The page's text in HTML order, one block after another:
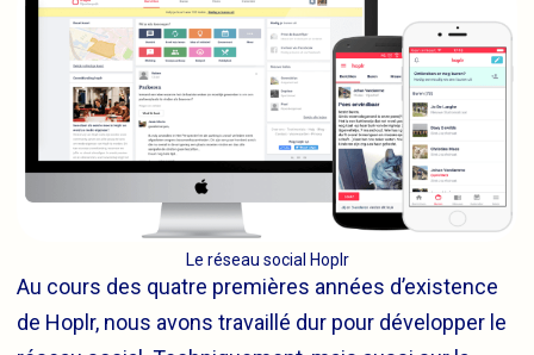
Le réseau social Hoplr
Au cours des quatre premières années d’existence
de Hoplr, nous avons travaillé dur pour développer le